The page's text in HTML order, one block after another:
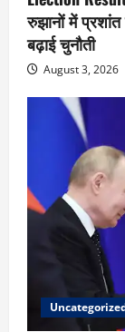
रुझानों में
बढ़ाई चुनौती
August 3, 2026